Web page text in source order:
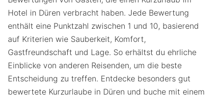
Hotel in Düren verbracht haben. Jede Bewertung
enthält eine Punktzahl zwischen 1 und 10, basierend
auf Kriterien wie Sauberkeit, Komfort,
Gastfreundschaft und Lage. So erhältst du ehrliche
Einblicke von anderen Reisenden, um die beste
Entscheidung zu treffen. Entdecke besonders gut
bewertete Kurzurlaube in Düren und buche mit einem